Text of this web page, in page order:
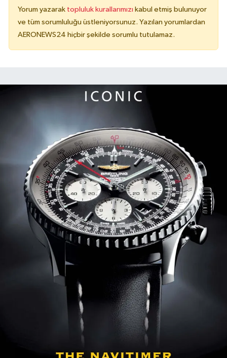
Yorum yazarak topluluk kurallarımızı kabul etmiş bulunuyor
ve tüm sorumluluğu üstleniyorsunuz. Yazılan yorumlardan
AERONEWS24 hiçbir şekilde sorumlu tutulamaz.